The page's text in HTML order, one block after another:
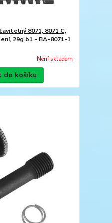
8071, 8071 C,
29g b1 - BA-8071-1
Není skladem
do košíku